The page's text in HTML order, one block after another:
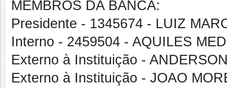
MEMBROS DA BANCA:
Presidente - 1345674 - LUIZ
Interno - 2459504 - AQUILES
Externo à Instituição -
Externo à Instituição - JOAO